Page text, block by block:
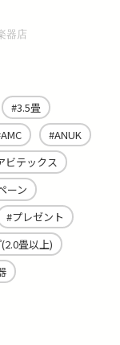
器店
3.5畳
AMC
ANUK
ビテックス
ーン
プレゼント
畳以上)